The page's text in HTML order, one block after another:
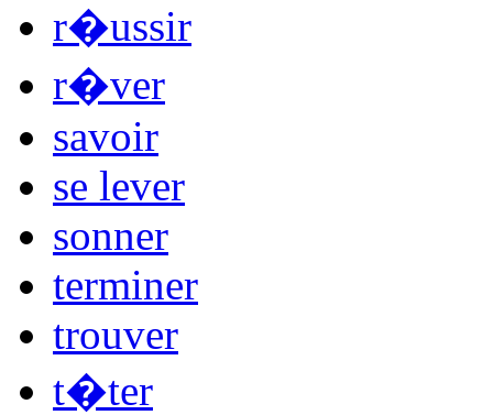
r�ussir
r�ver
savoir
se lever
sonner
terminer
trouver
t�ter